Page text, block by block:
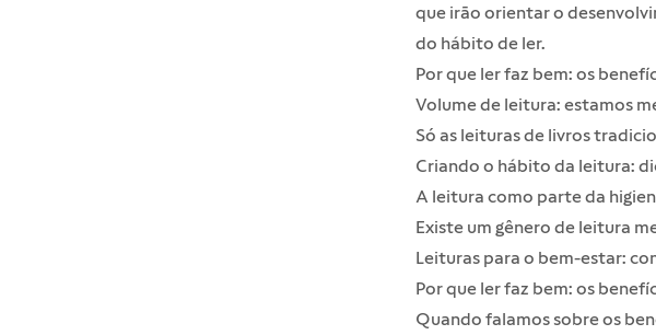
que irão orientar o
do hábito de ler.
Por que ler faz bem: os
Volume de leitura: estamos
Só as leituras de livros
Criando o hábito da leitura:
A leitura como parte da
Existe um gênero de leitura
Leituras para o bem-estar:
Por que ler faz bem: os
Quando falamos sobre os